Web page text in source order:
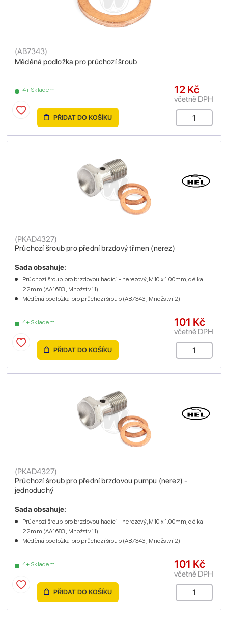
Měděná podložka pro průchozí šroub
(AB7343)
4+ Skladem 12 Kč
včetně DPH
PŘIDAT DO KOŠÍKU
Průchozí šroub pro přední brzdový třmen (nerez)
(PKAD4327)
4+ Skladem
Sada obsahuje:
Průchozí šroub pro brzdovou hadici - nerezový, M10 x 1.00mm, délka
22mm (AA1683 , Množství 1)
Měděná podložka pro průchozí šroub (AB7343 , Množství 2)
101 Kč
včetně DPH
PŘIDAT DO KOŠÍKU
Průchozí šroub pro přední brzdovou pumpu (nerez) -
jednoduchý
(PKAD4327)
4+ Skladem
Sada obsahuje:
Průchozí šroub pro brzdovou hadici - nerezový, M10 x 1.00mm, délka
22mm (AA1683 , Množství 1)
Měděná podložka pro průchozí šroub (AB7343 , Množství 2)
101 Kč
včetně DPH
PŘIDAT DO KOŠÍKU